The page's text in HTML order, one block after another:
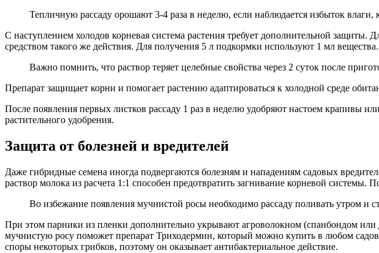
Тепличную рассаду орошают 3-4 раза в неделю, если наблюдается избыток
С наступлением холодов корневая система растения требует дополнительной
средством такого же действия. Для получения 5 л подкормки используют 1 мл вещества.
Важно помнить, что раствор теряет целебные свойства через 2 суток после
Препарат защищает корни и помогает растению адаптироваться к холодной среде
После появления первых листков рассаду 1 раз в неделю удобряют настоем крапивы
растительного удобрения.
Защита от болезней и вредителей
Даже гибридные семена иногда подвергаются болезням и нападениям садовых
раствор молока из расчета 1:1 способен предотвратить загнивание корневой
Во избежание появления мучнистой росы необходимо рассаду поливать утром и
При этом парники из пленки дополнительно укрывают агроволокном (спанбондом
мучнистую росу поможет препарат Триходермин, который можно купить в любом
споры некоторых грибков, поэтому он оказывает антибактериальное действие.